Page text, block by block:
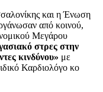
και η Ένωση
από κοινού,
Μεγάρου
στρες στην
κινδύνου» με
Καρδιολόγο κο